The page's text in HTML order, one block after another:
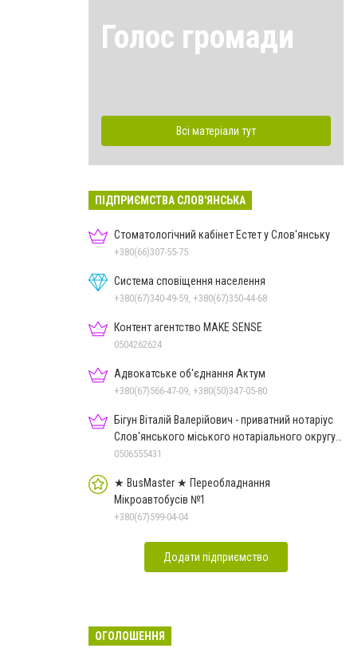
Голос громади
Всі матеріали тут
ПІДПРИЄМСТВА СЛОВ'ЯНСЬКА
Стоматологічний кабінет Естет у Слов'янську
+380(66)307-55-75
Система сповіщення населення
+380(67)340-49-59, +380(67)350-44-68
Контент агентство MAKE SENSE
0504262624
Адвокатське об'єднання Актум
+380(67)566-47-09, +380(50)347-05-80
Бігун Віталій Валерійович - приватний нотаріус
Слов'янського міського нотаріального округу
Дон.обл.
0506555431
★ BusMaster ★ Переобладнання
Мікроавтобусів №1
+380(67)599-04-04
Додати підприємство
ОГОЛОШЕННЯ